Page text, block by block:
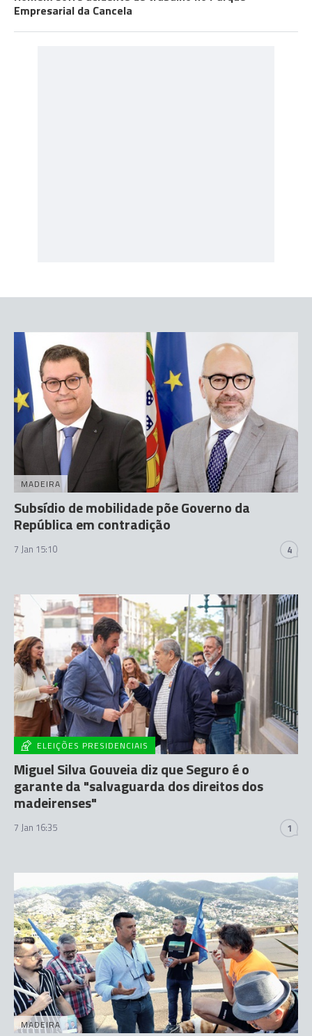
Empresarial da Cancela
MADEIRA
Subsídio de mobilidade põe Governo da
República em contradição
7 Jan 15:10 4
ELEIÇÕES PRESIDENCIAIS
Miguel Silva Gouveia diz que Seguro é o
garante da "salvaguarda dos direitos dos
madeirenses"
7 Jan 16:35 1
MADEIRA